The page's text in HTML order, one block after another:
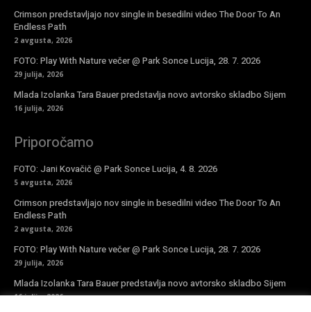
Crimson predstavljajo nov single in besedilni video The Door To An
Endless Path
2 avgusta, 2026
FOTO: Play With Nature večer @ Park Sonce Lucija, 28. 7. 2026
29 julija, 2026
Mlada Izolanka Tara Bauer predstavlja novo avtorsko skladbo Sijem
16 julija, 2026
Priporočamo
FOTO: Jani Kovačič @ Park Sonce Lucija, 4. 8. 2026
5 avgusta, 2026
Crimson predstavljajo nov single in besedilni video The Door To An
Endless Path
2 avgusta, 2026
FOTO: Play With Nature večer @ Park Sonce Lucija, 28. 7. 2026
29 julija, 2026
Mlada Izolanka Tara Bauer predstavlja novo avtorsko skladbo Sijem
16 julija, 2026